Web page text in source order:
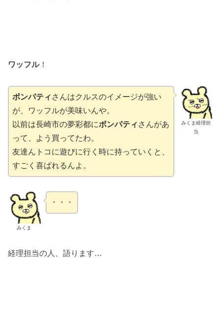
ワッフル！
みくま経理担
当
ボンパティ さんはクルスのイメージが強い
が、ワッフルが美味いんや。
以前は長崎市の夢彩都にボンパティ さんがあ
って、よう買ってたわ。
友達んトコに遊びに行く時に持っていくと、
すごく喜ばれるんよ。
みくま
・・・
経理担当の人、語ります…